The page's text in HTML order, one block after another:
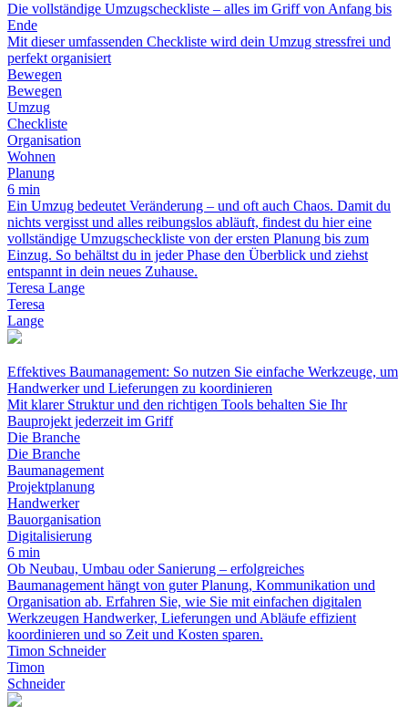
Die vollständige Umzugscheckliste – alles im Griff von Anfang bis
Ende
Mit dieser umfassenden Checkliste wird dein Umzug stressfrei und
perfekt organisiert
Bewegen
Bewegen
Umzug
Checkliste
Organisation
Wohnen
Planung
6 min
Ein Umzug bedeutet Veränderung – und oft auch Chaos. Damit du
nichts vergisst und alles reibungslos abläuft, findest du hier eine
vollständige Umzugscheckliste von der ersten Planung bis zum
Einzug. So behältst du in jeder Phase den Überblick und ziehst
entspannt in dein neues Zuhause.
Teresa Lange
Teresa
Lange
Effektives Baumanagement: So nutzen Sie einfache Werkzeuge, um
Handwerker und Lieferungen zu koordinieren
Mit klarer Struktur und den richtigen Tools behalten Sie Ihr
Bauprojekt jederzeit im Griff
Die Branche
Die Branche
Baumanagement
Projektplanung
Handwerker
Bauorganisation
Digitalisierung
6 min
Ob Neubau, Umbau oder Sanierung – erfolgreiches
Baumanagement hängt von guter Planung, Kommunikation und
Organisation ab. Erfahren Sie, wie Sie mit einfachen digitalen
Werkzeugen Handwerker, Lieferungen und Abläufe effizient
koordinieren und so Zeit und Kosten sparen.
Timon Schneider
Timon
Schneider